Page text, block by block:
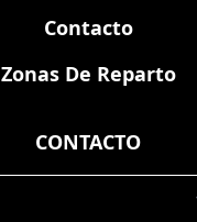
Contacto
Zonas De Reparto
CONTACTO